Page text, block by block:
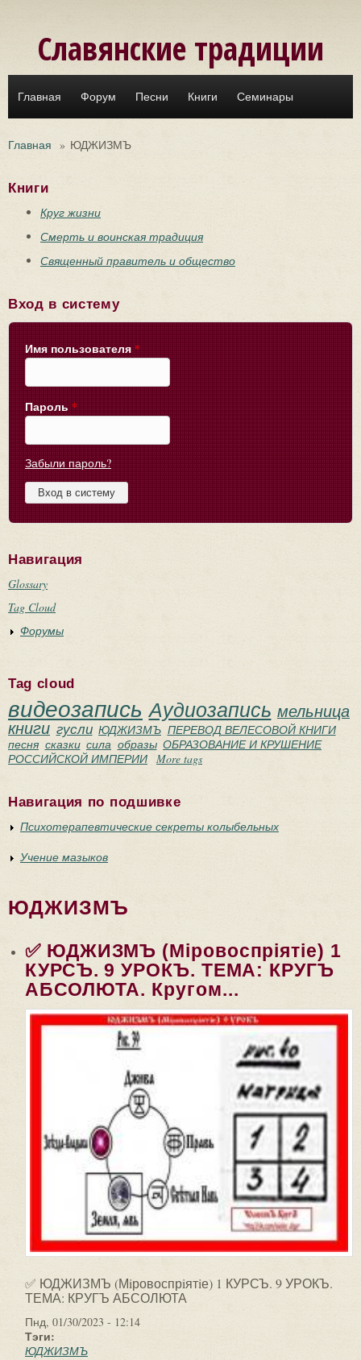
Славянские традиции
Главная Форум Песни Книги Семинары
Главная » ЮДЖИЗМЪ
Книги
Круг жизни
Смерть и воинская традиция
Священный правитель и общество
Вход в систему
Имя пользователя *
Пароль *
Забыли пароль?
Навигация
Glossary
Tag Cloud
Форумы
Tag cloud
видеозапись Аудиозапись мельница
книги гусли ЮДЖИЗМЪ ПЕРЕВОД ВЕЛЕСОВОЙ КНИГИ
песня сказки сила образы ОБРАЗОВАНИЕ И КРУШЕНИЕ
РОССИЙСКОЙ ИМПЕРИИ More tags
Навигация по подшивке
Психотерапевтические секреты колыбельных
Учение мазыков
ЮДЖИЗМЪ
✅ ЮДЖИЗМЪ (Мiровоспрiятiе) 1
КУРСЪ. 9 УРОКЪ. ТЕМА: КРУГЪ
АБСОЛЮТА. Кругом...
✅ ЮДЖИЗМЪ (Мiровоспрiятiе) 1 КУРСЪ. 9 УРОКЪ.
ТЕМА: КРУГЪ АБСОЛЮТА
Пнд, 01/30/2023 - 12:14
Тэги:
ЮДЖИЗМЪ